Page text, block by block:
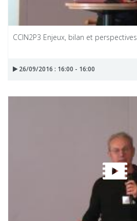
CCIN2P3 Enjeux, bilan et perspectives
26/09/2016 : 16:00 - 16:00